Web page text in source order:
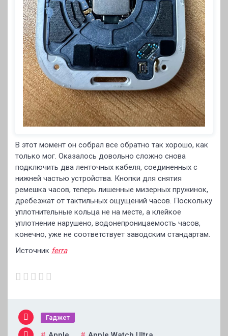
В этот момент он собрал все обратно так хорошо, как
только мог. Оказалось довольно сложно снова
подключить два ленточных кабеля, соединенных с
нижней частью устройства. Кнопки для снятия
ремешка часов, теперь лишенные мизерных пружинок,
дребезжат от тактильных ощущений часов. Поскольку
уплотнительные кольца не на месте, а клейкое
уплотнение нарушено, водонепроницаемость часов,
конечно, уже не соответствует заводским стандартам.
Источник ferra
Гаджет